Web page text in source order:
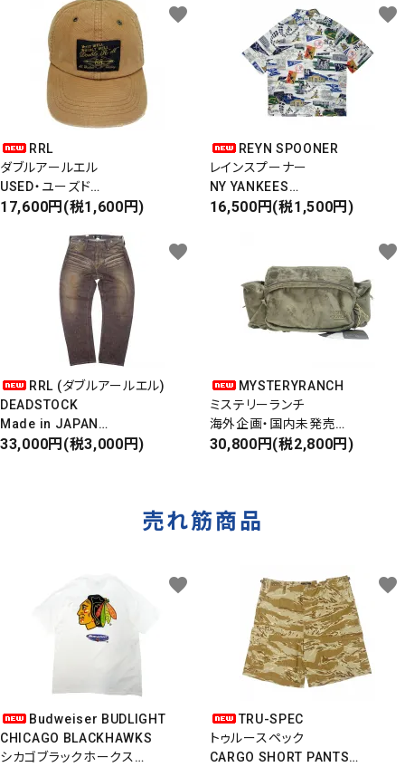
RRL
ダブルアールエル
USED・ユーズド
6PANEL CAP
17,600円(税1,600円)
favorite
REYN SPOONER
レインスプーナー
NY YANKEES
ニューヨークヤンキース
16,500円(税1,500円)
favorite
RRL (ダブルアールエル)
DEADSTOCK
Made in JAPAN
DAMAGE DENIM PANTS
33,000円(税3,000円)
favorite
MYSTERYRANCH
ミステリーランチ
海外企画・国内未発売
WAIST BAG
30,800円(税2,800円)
favorite
売れ筋商品
Budweiser BUDLIGHT
CHICAGO BLACKHAWKS
シカゴブラックホークス
favorite
TRU-SPEC
トゥルースペック
CARGO SHORT PANTS
favorite